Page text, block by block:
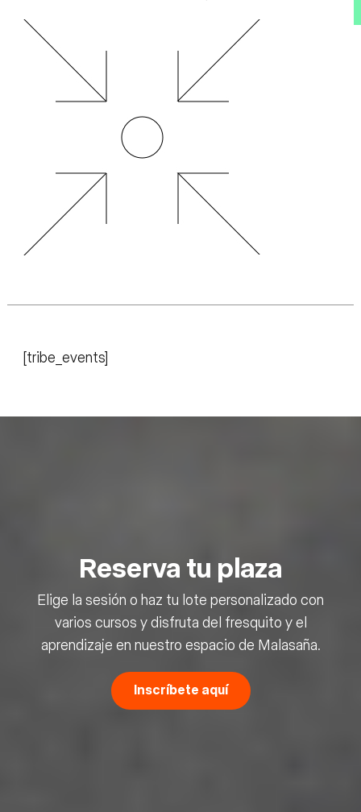
[tribe_events]
Reserva tu plaza
Elige la sesión o haz tu lote personalizado con
varios cursos y disfruta del fresquito y el
aprendizaje en nuestro espacio de Malasaña.
Inscríbete aquí